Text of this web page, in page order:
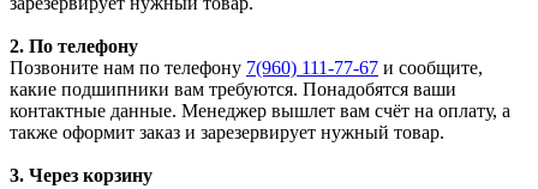
2. По телефону
Позвоните нам по телефону 7(960) 111-77-67 и сообщите,
какие подшипники вам требуются. Понадобятся ваши
контактные данные. Менеджер вышлет вам счёт на оплату, а
также оформит заказ и зарезервирует нужный товар.
3. Через корзину